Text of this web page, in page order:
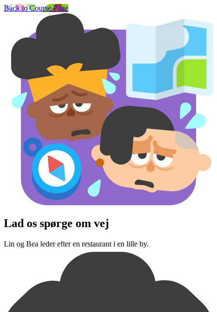
Back to Course Page
Lad os spørge om vej
Lin og Bea leder efter en restaurant i en lille by.